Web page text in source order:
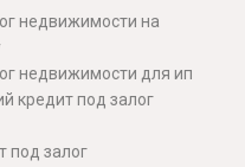
недвижимости на
недвижимости для ип
кредит под залог
под залог